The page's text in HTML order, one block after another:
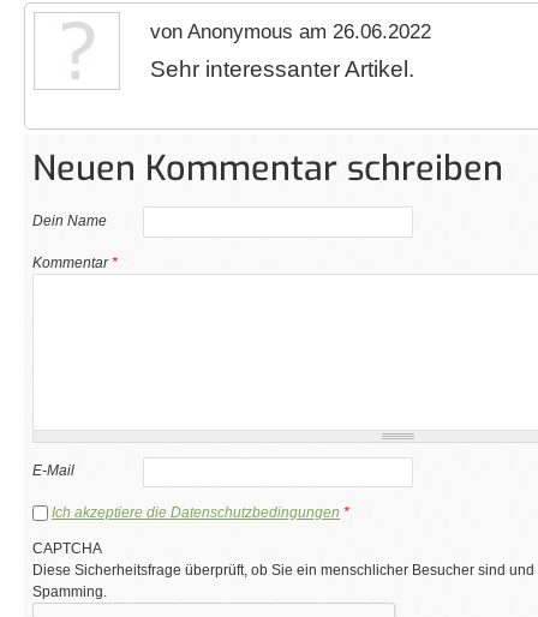
von Anonymous am 26.06.2022
Sehr interessanter Artikel.
Neuen Kommentar schreiben
Dein Name
Kommentar*
E-Mail
Ich akzeptiere die Datenschutzbedingungen *
CAPTCHA
Diese Sicherheitsfrage überprüft, ob Sie ein menschlicher Besucher sind
Spamming.